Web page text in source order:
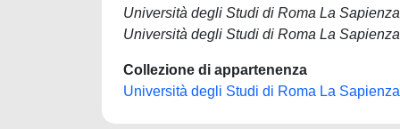
Università degli Studi di Roma La Sapienza
Università degli Studi di Roma La Sapienza
Collezione di appartenenza
Università degli Studi di Roma La Sapienza